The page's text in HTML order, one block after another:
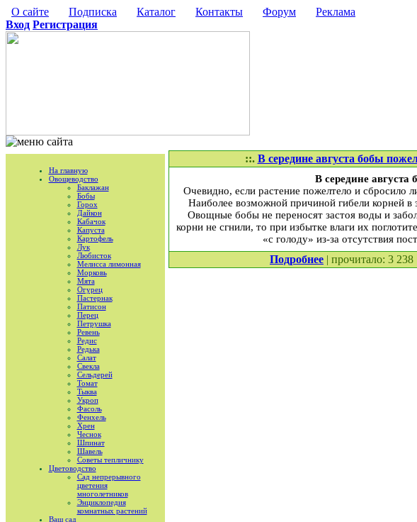
О сайте Подписка Каталог Контакты Форум
Реклама
Вход Регистрация
На главную
Овощеводство
Баклажан
Бобы
Горох
Дайкон
Кабачок
Капуста
Картофель
Лук
Любисток
Мелисса лимонная
Морковь
Мята
Огурец
Пастернак
Патисон
Перец
Петрушка
Ревень
Редис
Редька
Салат
Свекла
Сельдерей
Томат
Тыква
Укроп
Фасоль
Фенхель
Хрен
Чеснок
Шпинат
Шавель
Советы тепличнику
Цветоводство
Сад непрерывного
цветения
многолетников
Энциклопедия
комнатных растений
Ваш сад
::. В середине августа бобы
В середине августа
Очевидно, если растение пожелтело и сбросило
Наиболее возможной причиной гибели корней
Овощные бобы не переносят застоя воды и
корни не сгнили, то при избытке влаги их
«с голоду» из-за отсутствия
Подробнее | прочитало: 3 238